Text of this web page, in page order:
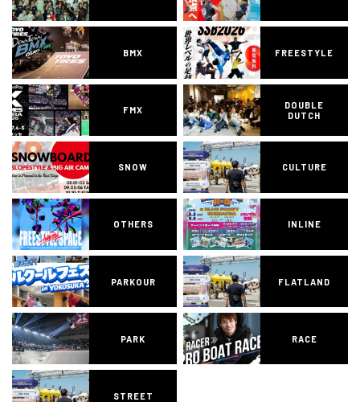
BMX FREESTYLE
FMX
DOUBLE
DUTCH
SNOW CULTURE
OTHERS INLINE
PARKOUR FLATLAND
PARK RACE
STREET